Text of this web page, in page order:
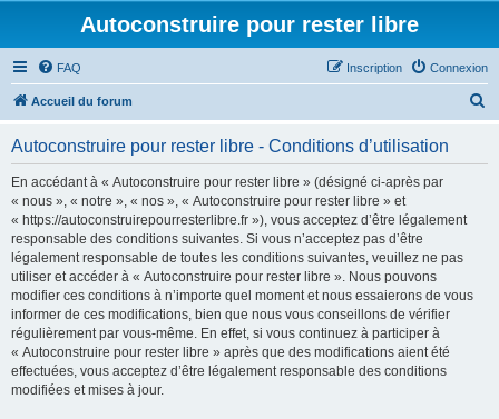
Autoconstruire pour rester libre
FAQ Connexion
Inscription
Accueil du forum
Autoconstruire pour rester libre - Conditions d’utilisation
En accédant à « Autoconstruire pour rester libre » (désigné ci-après par
« nous », « notre », « nos », « Autoconstruire pour rester libre » et
« https://autoconstruirepourresterlibre.fr »), vous acceptez d’être légalement
responsable des conditions suivantes. Si vous n’acceptez pas d’être
légalement responsable de toutes les conditions suivantes, veuillez ne pas
utiliser et accéder à « Autoconstruire pour rester libre ». Nous pouvons
modifier ces conditions à n’importe quel moment et nous essaierons de vous
informer de ces modifications, bien que nous vous conseillons de vérifier
régulièrement par vous-même. En effet, si vous continuez à participer à
« Autoconstruire pour rester libre » après que des modifications aient été
effectuées, vous acceptez d’être légalement responsable des conditions
modifiées et mises à jour.